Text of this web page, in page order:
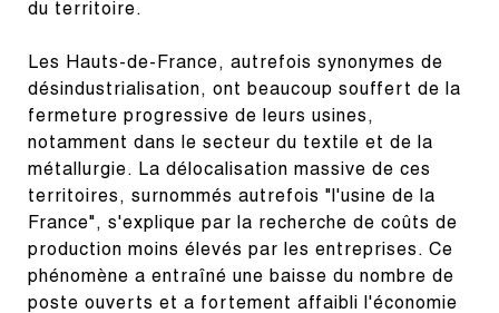
du territoire.
Les Hauts-de-France, autrefois synonymes de
désindustrialisation, ont beaucoup souffert de la
fermeture progressive de leurs usines,
notamment dans le secteur du textile et de la
métallurgie. La délocalisation massive de ces
territoires, surnommés autrefois "l'usine de la
France", s'explique par la recherche de coûts de
production moins élevés par les entreprises. Ce
phénomène a entraîné une baisse du nombre de
poste ouverts et a fortement affaibli l'économie